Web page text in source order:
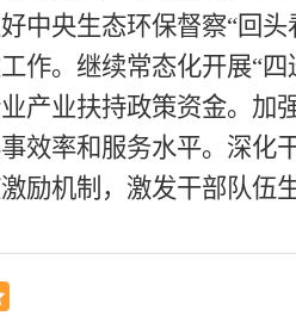
中央生态环保督察“回头
作。继续常态化开展“四
产业扶持政策资金。加
效率和服务水平。深化
励机制，激发干部队伍